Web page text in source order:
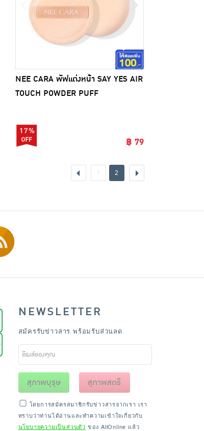
NEE CARA พัฟแต่งหน้า SAY YES AIR
TOUCH POWDER PUFF
17%
฿ 79
1 2
NEWSLETTER
สมัครรับข่าวสาร พร้อมรับส่วนลด
สุภาพบุรุษ สุภาพสตรี
โดยการสมัครสมาชิกรับข่าวสารจากเรา เรา
ทราบว่าท่านได้อ่านและทำความเข้าใจเกี่ยวกับ
นโยบายความเป็นส่วนตัว ของ AllOnline แล้ว